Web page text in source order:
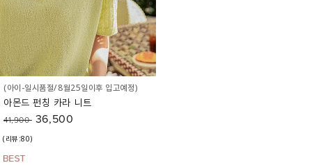
(아이-일시품절/8월25일이후 입고예정)
아몬드 펀칭 카라 니트
41,900 36,500
(리뷰:80)